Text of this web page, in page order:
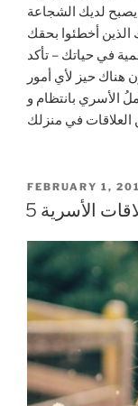
لديك الشجاعة
في حياتك – تأكد
هناك حيز لأي أمور
الأسري بانتظام و
POSTED
ON
FEBRUARY 1,
الأسرية